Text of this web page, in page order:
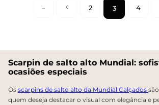
2 3 4
Scarpin de salto alto Mundial:
ocasiões especiais
Os scarpins de salto alto da Mundial Calçados
quem deseja destacar o visual com elegância e